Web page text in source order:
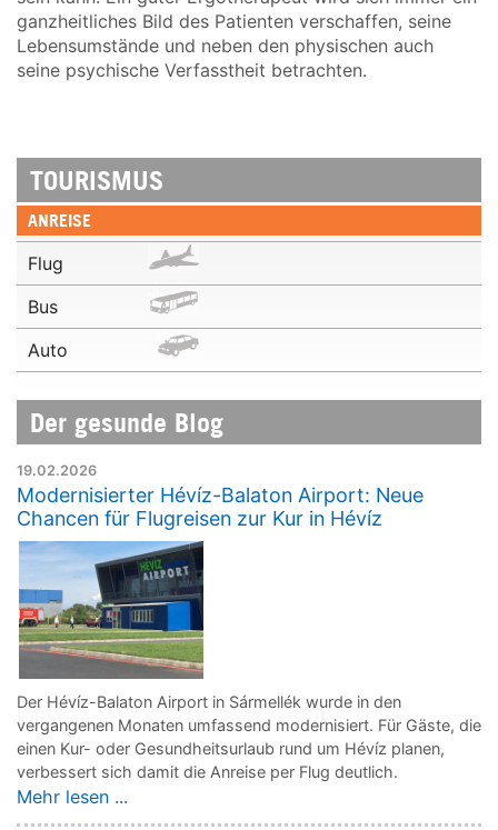
ganzheitliches Bild des Patienten verschaffen, seine
Lebensumstände und neben den physischen auch
seine psychische Verfasstheit betrachten.
TOURISMUS
ANREISE
Flug
Bus
Auto
Der gesunde Blog
19.02.2026
Modernisierter Hévíz-Balaton Airport: Neue
Chancen für Flugreisen zur Kur in Hévíz
Der Hévíz-Balaton Airport in Sármellék wurde in den
vergangenen Monaten umfassend modernisiert. Für Gäste, die
einen Kur- oder Gesundheitsurlaub rund um Hévíz planen,
verbessert sich damit die Anreise per Flug deutlich.
Mehr lesen ...